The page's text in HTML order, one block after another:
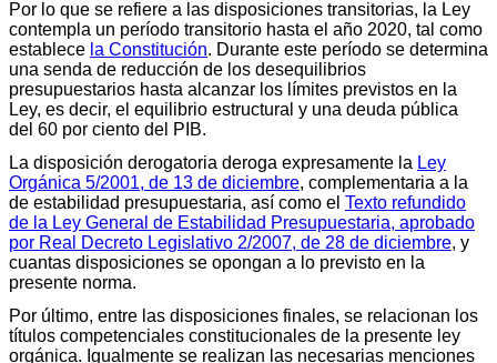
Por lo que se refiere a las disposiciones transitorias, la Ley
contempla un período transitorio hasta el año 2020, tal como
establece la Constitución. Durante este período se determina
una senda de reducción de los desequilibrios
presupuestarios hasta alcanzar los límites previstos en la
Ley, es decir, el equilibrio estructural y una deuda pública
del 60 por ciento del PIB.
La disposición derogatoria deroga expresamente la Ley
Orgánica 5/2001, de 13 de diciembre, complementaria a la
de estabilidad presupuestaria, así como el Texto refundido
de la Ley General de Estabilidad Presupuestaria, aprobado
por Real Decreto Legislativo 2/2007, de 28 de diciembre, y
cuantas disposiciones se opongan a lo previsto en la
presente norma.
Por último, entre las disposiciones finales, se relacionan los
títulos competenciales constitucionales de la presente ley
orgánica. Igualmente se realizan las necesarias menciones